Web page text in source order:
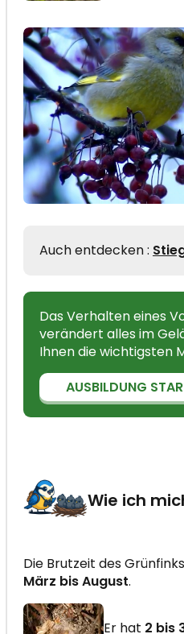
Auch entdecken :
Das Verhalten eines
verändert alles im
Ihnen die wichtigsten
AUSBILDUNG
Wie ich
Die Brutzeit des
März bis August.
Er hat 2 bis